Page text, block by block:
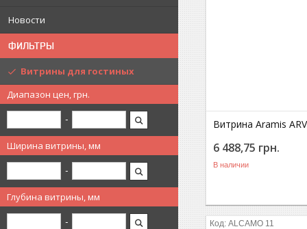
Новости
ФИЛЬТРЫ
Витрины для гостиных
Диапазон цен, грн.
Ширина витрины, мм
Глубина витрины, мм
Витрина Aramis
6 488,75 грн.
В наличии
ALCAMO 11